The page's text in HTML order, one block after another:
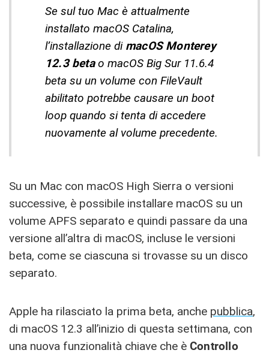
Se sul tuo Mac è attualmente
installato macOS Catalina,
l’installazione di macOS Monterey
12.3 betao macOS Big Sur 11.6.4
beta su un volume con FileVault
abilitato potrebbe causare un boot
loop quando si tenta di accedere
nuovamente al volume precedente.
Su un Mac con macOS High Sierra o versioni
successive, è possibile installare macOS su un
volume APFS separato e quindi passare da una
versione all’altra di macOS, incluse le versioni
beta, come se ciascuna si trovasse su un disco
separato.
Apple ha rilasciato la prima beta, anche pubblica,
di macOS 12.3 all’inizio di questa settimana, con
una nuova funzionalità chiave che è Controllo